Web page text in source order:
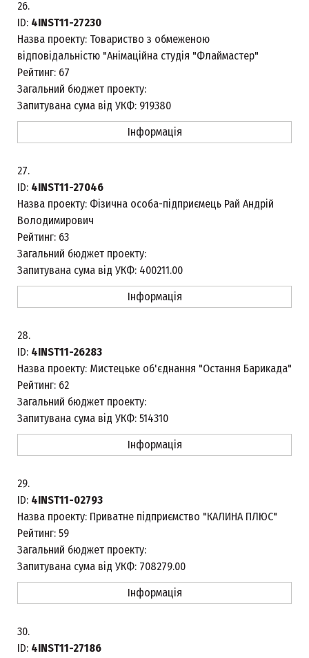
26.
ID: 4INST11-27230
Назва проекту: Товариство з обмеженою
відповідальністю "Анімаційна студія "Флаймастер"
Рейтинг: 67
Загальний бюджет проекту:
Запитувана сума від УКФ: 919380
Інформація
27.
ID: 4INST11-27046
Назва проекту: Фізична особа-підприємець Рай Андрій
Володимирович
Рейтинг: 63
Загальний бюджет проекту:
Запитувана сума від УКФ: 400211.00
Інформація
28.
ID: 4INST11-26283
Назва проекту: Мистецьке об'єднання "Остання Барикада"
Рейтинг: 62
Загальний бюджет проекту:
Запитувана сума від УКФ: 514310
Інформація
29.
ID: 4INST11-02793
Назва проекту: Приватне підприємство "КАЛИНА ПЛЮС"
Рейтинг: 59
Загальний бюджет проекту:
Запитувана сума від УКФ: 708279.00
Інформація
30.
ID: 4INST11-27186